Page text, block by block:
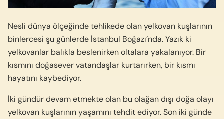
Nesli dünya ölçeğinde tehlikede olan yelkovan kuşlarının
binlercesi şu günlerde İstanbul Boğazı’nda. Yazık ki
yelkovanlar balıkla beslenirken oltalara yakalanıyor. Bir
kısmını doğasever vatandaşlar kurtarırken, bir kısmı
hayatını kaybediyor.
İki gündür devam etmekte olan bu olağan dışı doğa olayı
yelkovan kuşlarının yaşamını tehdit ediyor. Son iki günde